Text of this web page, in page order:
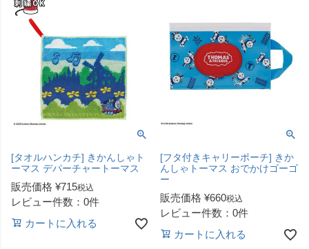
[タオルハンカチ] きかんしゃト
ーマス デパーチャートーマス
販売価格 ¥715税込
レビュー件数：0件
カートに入れる
[フタ付きキャリーポーチ] きか
んしゃトーマス おでかけゴーゴ
ー
販売価格 ¥660税込
レビュー件数：0件
カートに入れる